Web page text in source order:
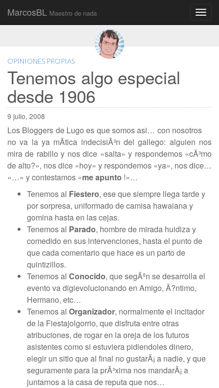
MarcosBL Maestro de nada
OPINIONES PROPIAS
Tenemos algo especial
desde 1906
9 julio, 2008
Los Bloggers de Lugo es que somos asi… con nosotros
no va la ya mÃ­tica indecisiÃ³n del gallego: alguien nos
mira de rabillo y nos dice «salta» y respondemos «cÃ³mo
de alto?», nos dice «hoy» y respondemos «ya», nos dice…
«…» y contestamos «me apunto !»…
Tenemos al Fiestero, ese que siempre llega tarde y
por sorpresa, uniformado de camisa hawaiana y
gomina hasta en las cejas.
Tenemos al Parado, hombre de mirada huidiza y
comedido en sus intervenciones, hasta el punto de
que cada comentario que hace es un parto de
quintizillos.
Tenemos al Conocido, que segÃºn se desarrolla el
evento va digievolucionando en Amigo, Ã?ntimo,
Hermano, etc…
Tenemos al Organizador, normalmente el incitador
de la Fiestajolgorrio, que disfruta entre otras
atribuciones, de rogar en la oreja de los futuros
asistentes como si estuviera pidiendoles dinero,
elegir un sitio que al final no gustarÃ¡ a nadie, y que
seguramente para la prÃ³xima nos mandarÃ¡ a
juntarnos a la casa de reputa que nos…